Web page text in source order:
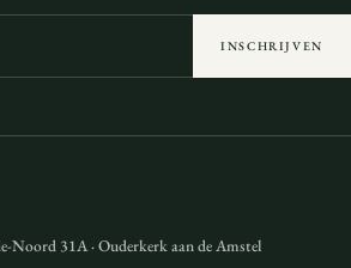
INSCHRIJVEN
Noord 31A·Ouderkerk aan de Amstel